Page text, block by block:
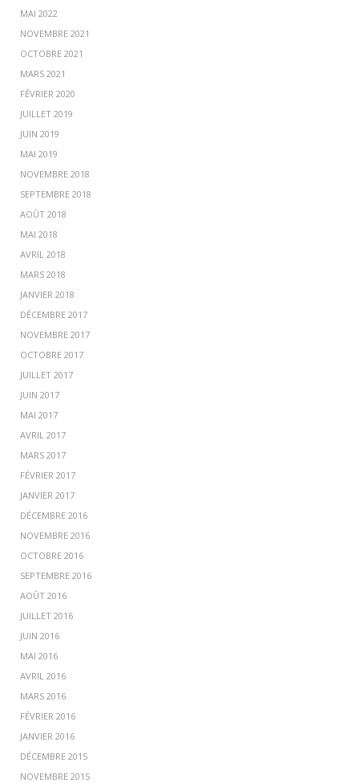
MAI 2022
NOVEMBRE 2021
OCTOBRE 2021
MARS 2021
FÉVRIER 2020
JUILLET 2019
JUIN 2019
MAI 2019
NOVEMBRE 2018
SEPTEMBRE 2018
AOÛT 2018
MAI 2018
AVRIL 2018
MARS 2018
JANVIER 2018
DÉCEMBRE 2017
NOVEMBRE 2017
OCTOBRE 2017
JUILLET 2017
JUIN 2017
MAI 2017
AVRIL 2017
MARS 2017
FÉVRIER 2017
JANVIER 2017
DÉCEMBRE 2016
NOVEMBRE 2016
OCTOBRE 2016
SEPTEMBRE 2016
AOÛT 2016
JUILLET 2016
JUIN 2016
MAI 2016
AVRIL 2016
MARS 2016
FÉVRIER 2016
JANVIER 2016
DÉCEMBRE 2015
NOVEMBRE 2015